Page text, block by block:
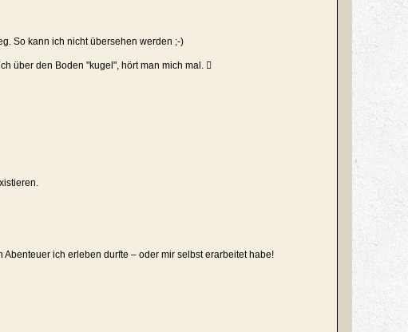
So kann ich nicht übersehen werden ;-)
über den Boden "kugel", hört man mich mal. 
ich erleben durfte – oder mir selbst erarbeitet habe!